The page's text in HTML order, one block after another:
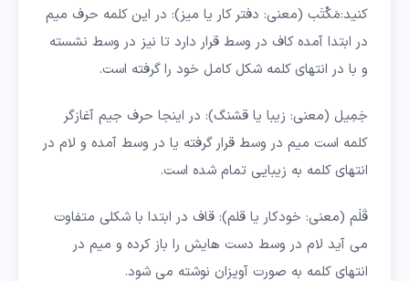
کنید:مَکْتَب (معنی: دفتر کار یا میز): در این کلمه حرف میم
در ابتدا آمده کاف در وسط قرار دارد تا نیز در وسط نشسته
و با در انتهای کلمه شکل کامل خود را گرفته است.
جَمِیل (معنی: زیبا یا قشنگ): در اینجا حرف جیم آغازگر
کلمه است میم در وسط قرار گرفته یا در وسط آمده و لام در
انتهای کلمه به زیبایی تمام شده است.
قَلَم (معنی: خودکار یا قلم): قاف در ابتدا با شکلی متفاوت
می آید لام در وسط دست هایش را باز کرده و میم در
انتهای کلمه به صورت آویزان نوشته می شود.